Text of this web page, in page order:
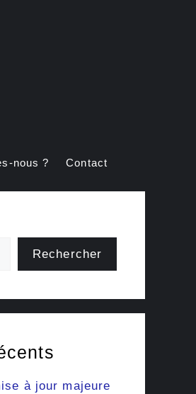
nous ? Contact
Rechercher
à jour majeure